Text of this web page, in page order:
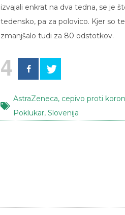
izvajali enkrat na dva tedna, se je
tedensko, pa za polovico. Kjer so
zmanjšalo tudi za 80 odstotkov.
4
AstraZeneca, cepivo proti
Poklukar, Slovenija